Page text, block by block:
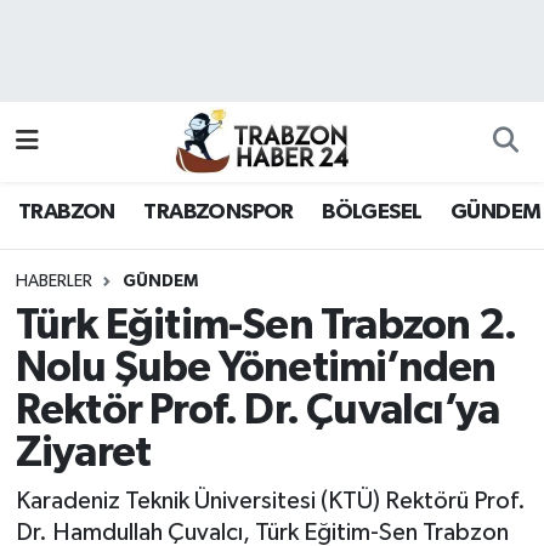
TRABZON TRABZONSPOR BÖLGESEL GÜNDEM
HABERLER GÜNDEM
Türk Eğitim-Sen Trabzon 2.
Nolu Şube Yönetimi’nden
Rektör Prof. Dr. Çuvalcı’ya
Ziyaret
Karadeniz Teknik Üniversitesi (KTÜ) Rektörü Prof.
Dr. Hamdullah Çuvalcı, Türk Eğitim-Sen Trabzon
Hava Durumu
Namaz Vakitleri
Trafik Durumu
Süper Lig Puan Durumu ve Fikstür
Tüm Manşetler
Son Dakika Haberleri
Haber Arşivi